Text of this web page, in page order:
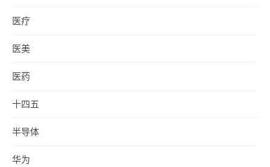
医疗
医美
医药
十四五
半导体
华为